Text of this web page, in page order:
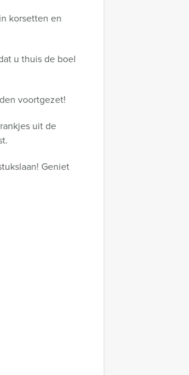
korsetten en
u thuis de boel
voortgezet!
uit de
Geniet